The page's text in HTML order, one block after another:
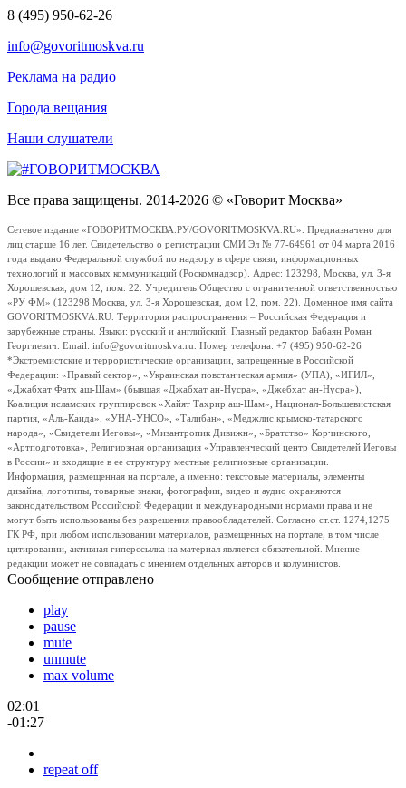
8 (495) 950-62-26
info@govoritmoskva.ru
Реклама на радио
Города вещания
Наши слушатели
Все права защищены. 2014-2026 © «Говорит Москва»
Сетевое издание «ГОВОРИТМОСКВА.РУ/GOVORITMOSKVA.RU». Предназначено для
лиц старше 16 лет. Свидетельство о регистрации СМИ Эл № 77-64961 от 04 марта 2016
года выдано Федеральной службой по надзору в сфере связи, информационных
технологий и массовых коммуникаций (Роскомнадзор). Адрес: 123298, Москва, ул. 3-я
Хорошевская, дом 12, пом. 22. Учредитель Общество с ограниченной ответственностью
«РУ ФМ» (123298 Москва, ул. 3-я Хорошевская, дом 12, пом. 22). Доменное имя сайта
GOVORITMOSKVA.RU. Территория распространения – Российская Федерация и
зарубежные страны. Языки: русский и английский. Главный редактор Бабаян Роман
Георгиевич. Email: info@govoritmoskva.ru. Номер телефона: +7 (495) 950-62-26
*Экстремистские и террористические организации, запрещенные в Российской
Федерации: «Правый сектор», «Украинская повстанческая армия» (УПА), «ИГИЛ»,
«Джабхат Фатх аш-Шам» (бывшая «Джабхат ан-Нусра», «Джебхат ан-Нусра»),
Коалиция исламских группировок «Хайят Тахрир аш-Шам», Национал-Большевистская
партия, «Аль-Каида», «УНА-УНСО», «Талибан», «Меджлис крымско-татарского
народа», «Свидетели Иеговы», «Мизантропик Дивижн», «Братство» Корчинского,
«Артподготовка», Религиозная организация «Управленческий центр Свидетелей Иеговы
в России» и входящие в ее структуру местные религиозные организации.
Информация, размещенная на портале, а именно: текстовые материалы, элементы
дизайна, логотипы, товарные знаки, фотографии, видео и аудио охраняются
законодательством Российской Федерации и международными нормами права и не
могут быть использованы без разрешения правообладателей. Согласно ст.ст. 1274,1275
ГК РФ, при любом использовании материалов, размещенных на портале, в том числе
цитировании, активная гиперссылка на материал является обязательной. Мнение
редакции может не совпадать с мнением отдельных авторов и колумнистов.
Сообщение отправлено
play
pause
mute
unmute
max volume
02:01
-01:27
repeat off